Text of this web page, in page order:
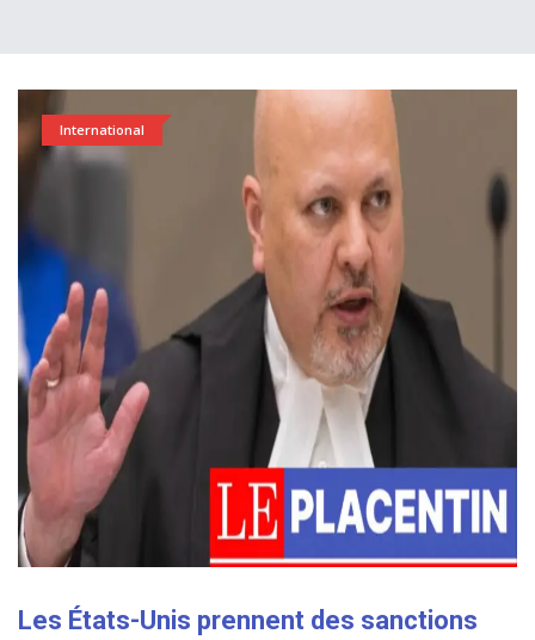
International
Les États-Unis prennent des sanctions